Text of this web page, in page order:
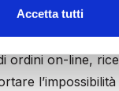
Accetta tutti
ordini on-line,